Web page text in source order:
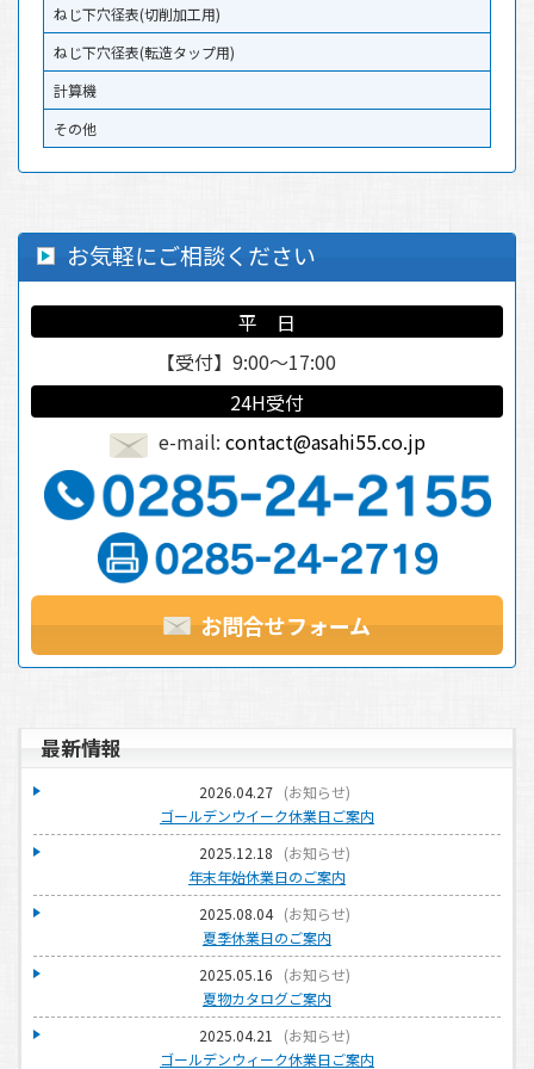
ねじ下穴径表(切削加工用)
ねじ下穴径表(転造タップ用)
計算機
その他
お気軽にご相談ください
平 日
【受付】9:00～17:00
24H受付
e-mail: contact@asahi55.co.jp
お問合せフォーム
最新情報
2026.04.27 (お知らせ)
ゴールデンウイーク休業日ご案内
2025.12.18 (お知らせ)
年末年始休業日のご案内
2025.08.04 (お知らせ)
夏季休業日のご案内
2025.05.16 (お知らせ)
夏物カタログご案内
2025.04.21 (お知らせ)
ゴールデンウィーク休業日ご案内